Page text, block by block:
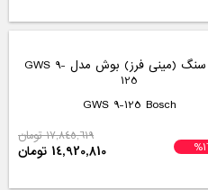
مینی سنگ بوش مدل gws 17-150 s
professional
gws 17-150 s professional bosch